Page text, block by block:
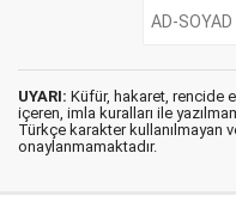
UYARI: Küfür, hakaret, rencide
içeren, imla kuralları ile
Türkçe karakter kullanılmayan
onaylanmamaktadır.